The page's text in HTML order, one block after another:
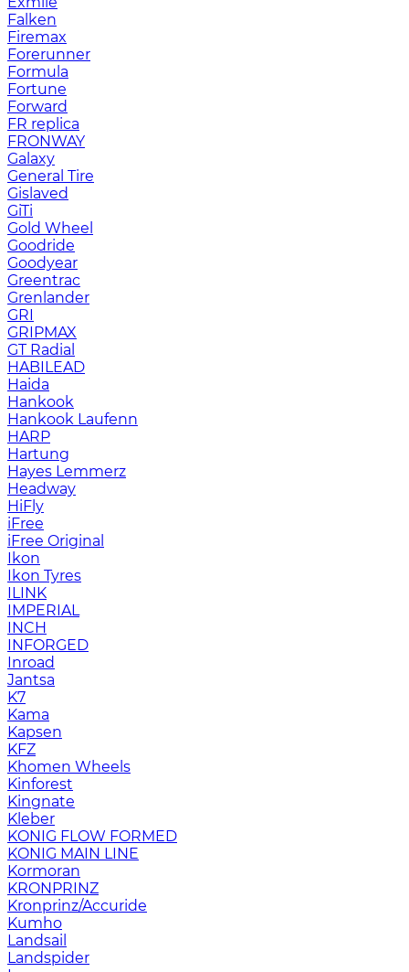
Falken
Firemax
Forerunner
Formula
Fortune
Forward
FR replica
FRONWAY
Galaxy
General Tire
Gislaved
GiTi
Gold Wheel
Goodride
Goodyear
Greentrac
Grenlander
GRI
GRIPMAX
GT Radial
HABILEAD
Haida
Hankook
Hankook Laufenn
HARP
Hartung
Hayes Lemmerz
Headway
HiFly
iFree
iFree Original
Ikon
Ikon Tyres
ILINK
IMPERIAL
INCH
INFORGED
Inroad
Jantsa
K7
Kama
Kapsen
KFZ
Khomen Wheels
Kinforest
Kingnate
Kleber
KONIG FLOW FORMED
KONIG MAIN LINE
Kormoran
KRONPRINZ
Kronprinz/Accuride
Kumho
Landsail
Landspider